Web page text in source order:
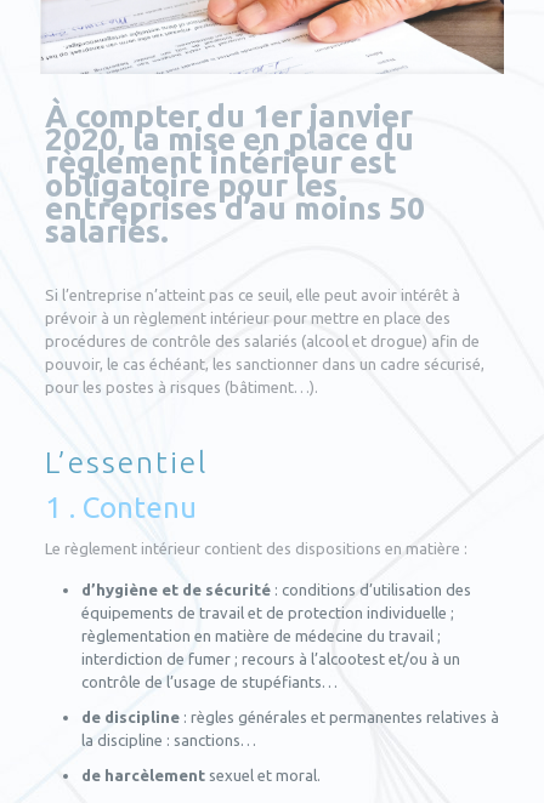
À compter du 1er janvier
2020, la mise en place du
règlement intérieur est
obligatoire pour les
entreprises d’au moins 50
salariés.
Si l’entreprise n’atteint pas ce seuil, elle peut avoir intérêt à
prévoir à un règlement intérieur pour mettre en place des
procédures de contrôle des salariés (alcool et drogue) afin de
pouvoir, le cas échéant, les sanctionner dans un cadre sécurisé,
pour les postes à risques (bâtiment…).
L’essentiel
1 . Contenu
Le règlement intérieur contient des dispositions en matière :
d’hygiène et de sécurité: conditions d’utilisation des
équipements de travail et de protection individuelle ;
règlementation en matière de médecine du travail ;
interdiction de fumer ; recours à l’alcootest et/ou à un
contrôle de l’usage de stupéfiants…
de discipline: règles générales et permanentes relatives à
la discipline : sanctions…
de harcèlementsexuel et moral.